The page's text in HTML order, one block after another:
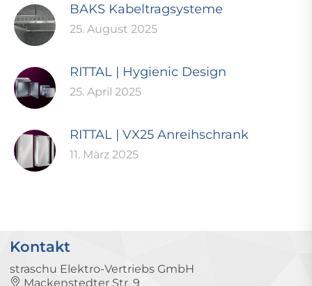
BAKS Kabeltragsysteme
25. August 2025
RITTAL | Hygienic Design
25. April 2025
RITTAL | VX25 Anreihschrank
11. März 2025
Kontakt
straschu Elektro-Vertriebs GmbH
Mackenstedter Str. 9